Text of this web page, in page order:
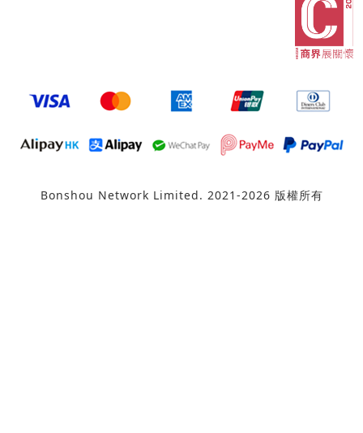
Bonshou Network Limited. 2021-2026 版權所有